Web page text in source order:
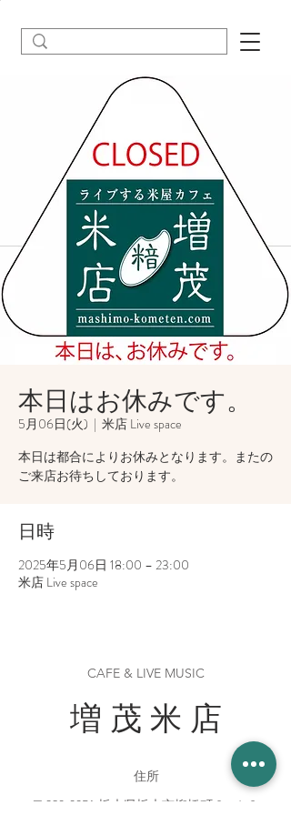
本日はお休みです。
5月06日(火)
  |
米店 Live space
本日は都合によりお休みとなります。またの
ご来店お待ちしております。
日時
2025年5月06日 18:00 – 23:00
米店 Live space
CAFE & LIVE MUSIC
増 茂 米 店
住所
〒328-0051 栃木県栃木市柳橋町２−１３